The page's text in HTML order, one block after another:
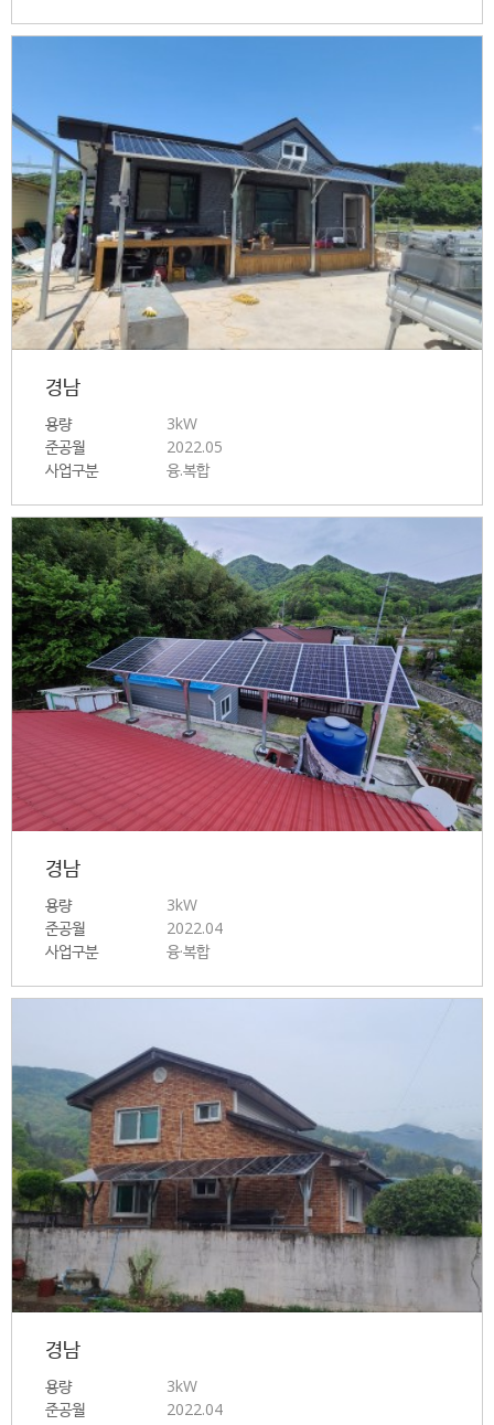
경남
용량
3kW
준공월
2022.05
사업구분
융.복합
경남
용량
3kW
준공월
2022.04
사업구분
융·복합
경남
용량
3kW
준공월
2022.04